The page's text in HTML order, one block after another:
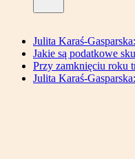
Julita Karaś-
Jakie są podatkowe
Przy zamknięciu roku
Julita Karaś-